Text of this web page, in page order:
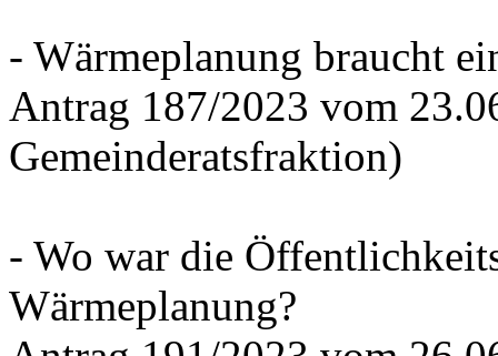
- Wärmeplanung braucht
Antrag 187/2023 vom
Gemeinderatsfraktion)
- Wo war die
Wärmeplanung?